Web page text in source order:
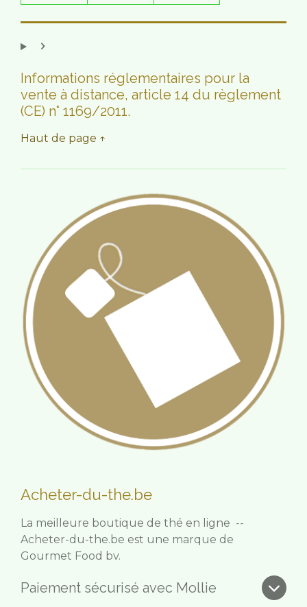
Informations réglementaires pour la
vente à distance, article 14 du règlement
(CE) n° 1169/2011.
Haut de page ↑
Acheter-du-the.be
La meilleure boutique de thé en ligne --
Acheter-du-the.be est une marque de
Gourmet Food bv.
Paiement sécurisé avec Mollie